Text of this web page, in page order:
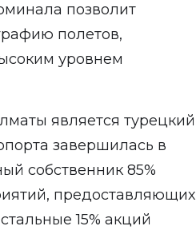
позволит
полетов,
уровнем
является турецкий
завершилась в
собственник 85%
предоставляющих
15% акций